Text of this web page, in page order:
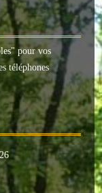
" pour vos
téléphones